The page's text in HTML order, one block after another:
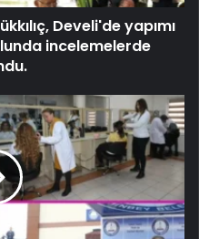
Develi'de yapımı
incelemelerde